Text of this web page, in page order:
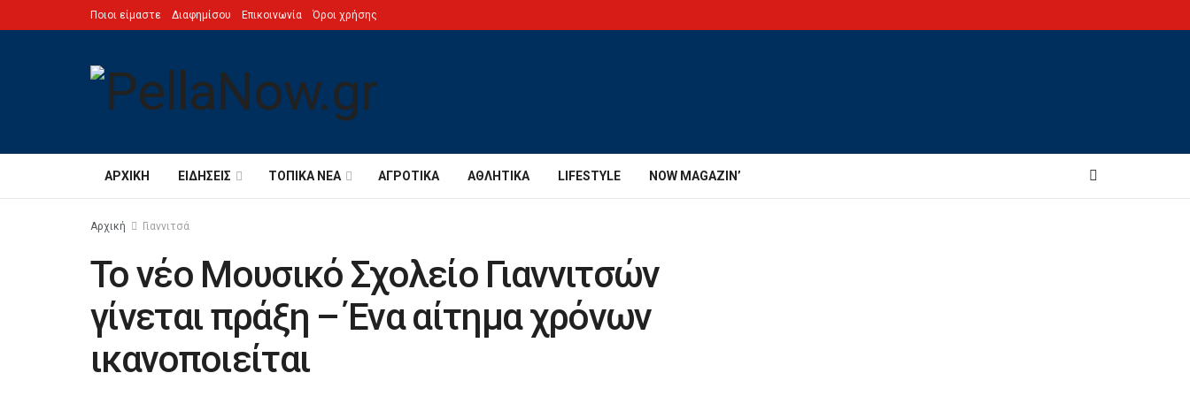
Ποιοι είμαστε Διαφημίσου Επικοινωνία Όροι χρήσης
ΑΡΧΙΚΉ ΕΙΔΉΣΕΙΣ ΤΟΠΙΚΆ ΝΈΑ ΑΓΡΟΤΙΚΆ ΑΘΛΗΤΙΚΆ LIFESTYLE NOW MAGAZIN’
Αρχική Γιαννιτσά
Το νέο Μουσικό Σχολείο Γιαννιτσών
γίνεται πράξη – Ένα αίτημα χρόνων
ικανοποιείται